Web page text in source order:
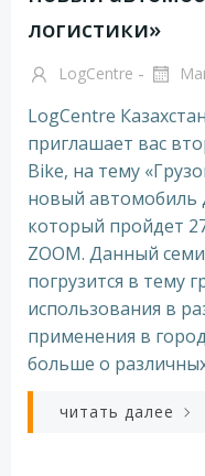
логистики»
LogCentre -
LogCentre
приглашает вас
Bike, на тему
новый автомобиль
который пройдет
ZOOM. Данный
погрузится в тему
использования в
применения в
больше о
читать далее